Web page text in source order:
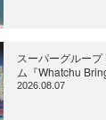
スーパーグルー
ム『Whatchu
2026.08.07